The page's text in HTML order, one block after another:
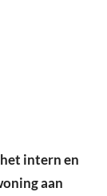
intern en
aan